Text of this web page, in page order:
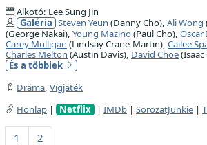
Alkotó: Lee Sung Jin
Galéria Steven Yeun (Danny Cho), Ali Wong
(George Nakai), Young Mazino(Paul Cho), Oscar
Carey Mulligan (Lindsay Crane-Martin), Cailee
Charles Melton (Austin Davis), David Choe(Isaac
És a többiek
Dráma, Vígjáték
Honlap | Netflix | IMDb | SorozatJunkie |
1 2